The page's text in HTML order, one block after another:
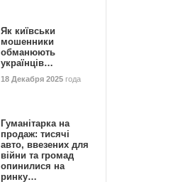
Як київськи
мошенники
обманюють
українців…
18 Декабря 2025 года
Гуманітарка на
продаж: тисячі
авто, ввезених для
війни та громад
опинилися на
ринку…